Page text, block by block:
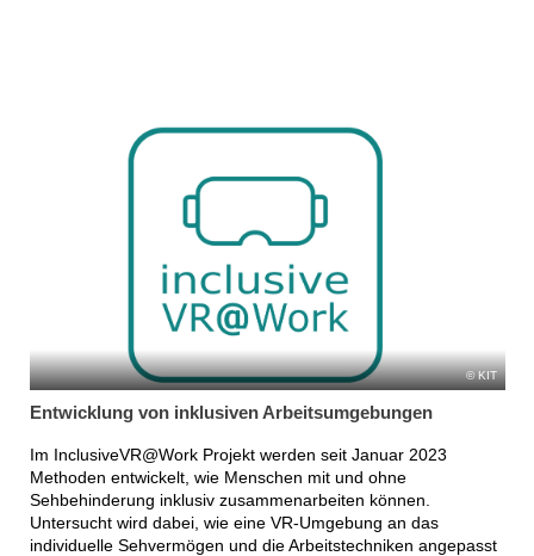
KIT
Entwicklung von inklusiven Arbeitsumgebungen
Im InclusiveVR@Work Projekt werden seit Januar 2023
Methoden entwickelt, wie Menschen mit und ohne
Sehbehinderung inklusiv zusammenarbeiten können.
Untersucht wird dabei, wie eine VR-Umgebung an das
individuelle Sehvermögen und die Arbeitstechniken angepasst